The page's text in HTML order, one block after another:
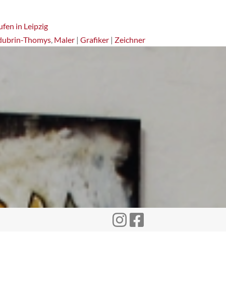
in Leipzig
Thomys, Maler | Grafiker | Zeichner